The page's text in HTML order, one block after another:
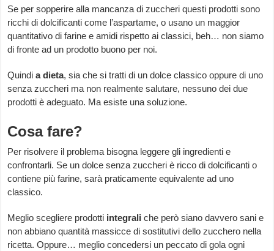
Se per sopperire alla mancanza di zuccheri questi prodotti sono
ricchi di dolcificanti come l’aspartame, o usano un maggior
quantitativo di farine e amidi rispetto ai classici, beh… non siamo
di fronte ad un prodotto buono per noi.
Quindia dieta, sia che si tratti di un dolce classico oppure di uno
senza zuccheri ma non realmente salutare, nessuno dei due
prodotti è adeguato. Ma esiste una soluzione.
Cosa fare?
Per risolvere il problema bisogna leggere gli ingredienti e
confrontarli. Se un dolce senza zuccheri è ricco di dolcificanti o
contiene più farine, sarà praticamente equivalente ad uno
classico.
Meglio scegliere prodotti integrali che però siano davvero sani e
non abbiano quantità massicce di sostitutivi dello zucchero nella
ricetta. Oppure… meglio concedersi un peccato di gola ogni